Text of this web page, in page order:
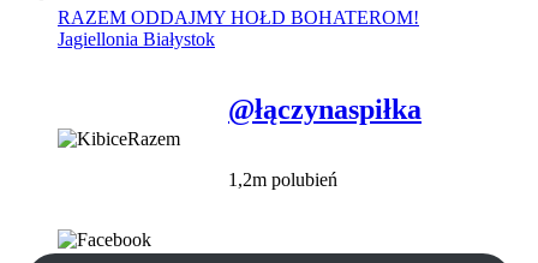
RAZEM ODDAJMY HOŁD BOHATEROM!
Jagiellonia Białystok
@łączynaspiłka
1,2m polubień